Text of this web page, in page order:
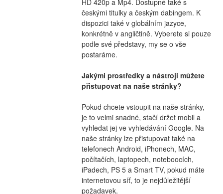
českými titulky a českým dabingem. K
dispozici také v globálním jazyce,
konkrétně v angličtině. Vyberete si pouze
podle své představy, my se o vše
postaráme.
Jakými prostředky a nástroji můžete
přistupovat na naše stránky?
Pokud chcete vstoupit na naše stránky,
je to velmi snadné, stačí držet mobil a
vyhledat jej ve vyhledávání Google. Na
naše stránky lze přistupovat také na
telefonech Android, iPhonech, MAC,
počítačích, laptopech, noteboocích,
iPadech, PS 5 a Smart TV, pokud máte
internetovou síť, to je nejdůležitější
požadavek.